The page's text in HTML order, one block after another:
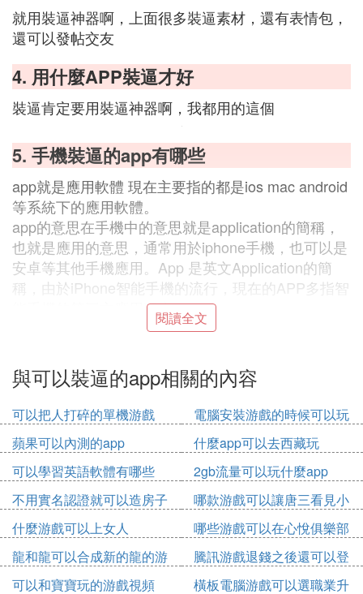
就用裝逼神器啊，上面很多裝逼素材，還有表情包，
還可以發帖交友
4. 用什麼APP裝逼才好
裝逼肯定要用裝逼神器啊，我都用的這個
5. 手機裝逼的app有哪些
app就是應用軟體 現在主要指的都是ios mac android
等系統下的應用軟體。
app的意思在手機中的意思就是application的簡稱，
也就是應用的意思，通常用於iphone手機，也可以是
安卓等其他手機應用。App 是英文Application的簡
稱，由於iPhone智能手機的流行，現在的APP多指智
能手機的第三方應用程序。
蘋果的iOS系統，app格式有ipa，pxl，deb，
Android格式有：apk，
諾基亞的S60系統格式有sis，sisx，
微軟的WindowsPhone7、WindowsPhone8系統，ap
p格式為xap。
目前比較著名的App商店有Apple的iTunes商店裡面的
App Store，android的Google Play Store，諾基亞的
ovi store，還有Blackberry用戶的，BlackBerry App
World.
6. 有什麼裝逼神器的軟體
agomao點com
閱讀全文
與可以裝逼的app相關的內容
可以把人打碎的單機游戲
電腦安裝游戲的時候可以玩
其他游戲嗎
蘋果可以內測的app
什麼app可以去西藏玩
可以學習英語軟體有哪些
app
2gb流量可以玩什麼app
不用實名認證就可以造房子
的游戲
哪款游戲可以讓唐三看見小
舞身材
什麼游戲可以上女人
哪些游戲可以在心悅俱樂部
出售
龍和龍可以合成新的龍的游
戲
騰訊游戲退錢之後還可以登
錄游戲嗎
可以和寶寶玩的游戲視頻 橫板電腦游戲可以選職業升